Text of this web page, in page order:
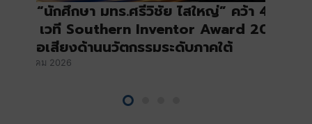
ปัง “นักศึกษา มทร.ศรีวิชัย ไสใหญ่” คว้า 4
งวัล เวที Southern Inventor Award 2026
างชื่อเสียงด้านนวัตกรรมระดับภาคใต้
กรกฎาคม 2026